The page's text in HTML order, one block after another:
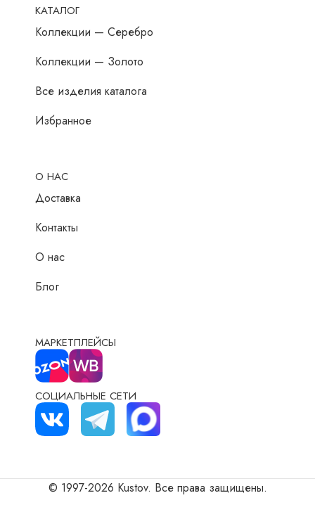
КАТАЛОГ
Коллекции — Серебро
Коллекции — Золото
Все изделия каталога
Избранное
О НАС
Доставка
Контакты
О нас
Блог
МАРКЕТПЛЕЙСЫ
СОЦИАЛЬНЫЕ СЕТИ
© 1997-2026 Kustov. Все права защищены.